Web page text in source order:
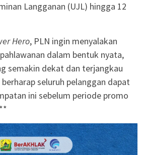
Langganan (UJL) hingga 12
Hero, PLN ingin menyalakan
dalam bentuk nyata,
semakin dekat dan terjangkau
seluruh pelanggan dapat
ini sebelum periode promo